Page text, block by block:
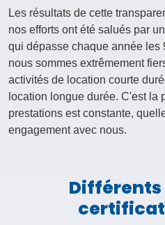
Les résultats de cette
nos efforts ont été salués par
qui dépasse chaque année les
nous sommes extrêmement
activités de location courte
location longue durée. C'est la
prestations est constante,
engagement avec nous.
Différents